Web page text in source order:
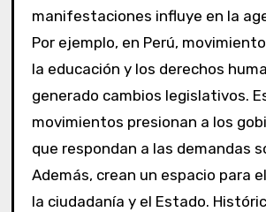
manifestaciones influye en la
Por ejemplo, en Perú,
la educación y los derechos
generado cambios legislativos.
movimientos presionan a los
que respondan a las demandas
Además, crean un espacio para
la ciudadanía y el Estado.